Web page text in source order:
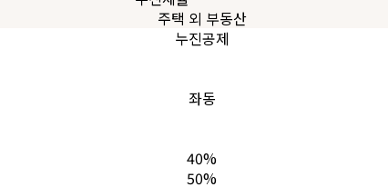
주택 외 부동산
누진공제
좌동
40%
50%